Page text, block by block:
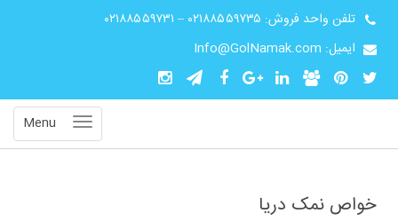
تلفن واحد فروش: ۰۲۱۸۸۵۵۹۷۳۵ – ۰۲۱۸۸۵۵۹۷۳۱
ایمیل: Info@GolNamak.com
Menu
خواص نمک دریا